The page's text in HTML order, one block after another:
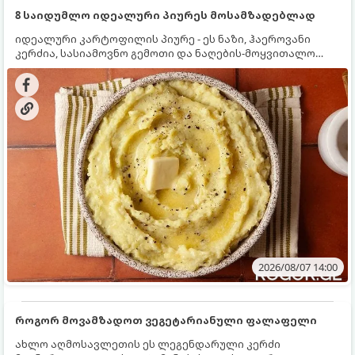
8 საიდუმლო იდეალური პიურეს მოსამზადებლად
იდეალური კარტოფილის პიურე - ეს ნაზი, ჰაეროვანი
კერძია, სასიამოვნო გემოთი და ნაღების-მოყვითალო
ფერით. მისი მომზადება ძალიან მარტივია, მაგრამ
არსებობს რამდენიმე საიდუმლო, რომლებიც უნდა
იცოდეთ, რომ პიურე იდეალურად გემრიელი გამოვიდეს.
2026/08/07 14:00
როგორ მოვამზადოთ ვეგეტარიანული ფალაფელი
ახლო აღმოსავლეთის ეს ლეგენდარული კერძი